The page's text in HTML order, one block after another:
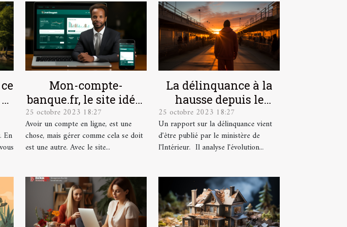
En
Mon-compte-
banque.fr, le site idéal
pour la gestion de vos
comptes en ligne.
25 octobre 2023 18:27
Avoir un compte en ligne, est une
chose, mais gérer comme cela se doit
est une autre. Avec le site...
La délinquance à la
hausse depuis le
déconfinement
25 octobre 2023 18:27
Un rapport sur la délinquance vient
d'être publié par le ministère de
l'Intérieur. Il analyse l'évolution...